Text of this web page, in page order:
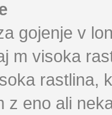
gojenje v
m visoka
rastlina,
z eno ali